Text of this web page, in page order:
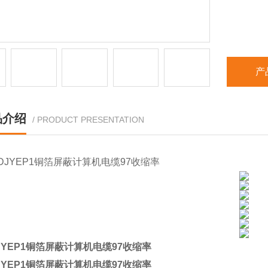
产
绍 / PRODUCT PRESENTATION
铜箔屏蔽计算机电缆97收缩率
铜箔屏蔽计算机电缆97收缩率